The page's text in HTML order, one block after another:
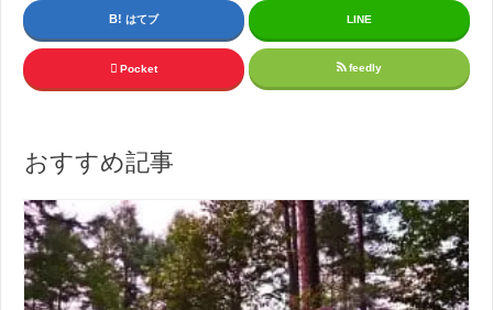
はてブ LINE
Pocket feedly
おすすめ記事